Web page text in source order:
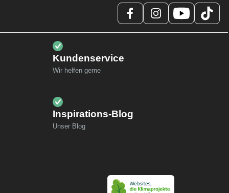
Kundenservice
Wir helfen gerne
Inspirations-Blog
Unser Blog